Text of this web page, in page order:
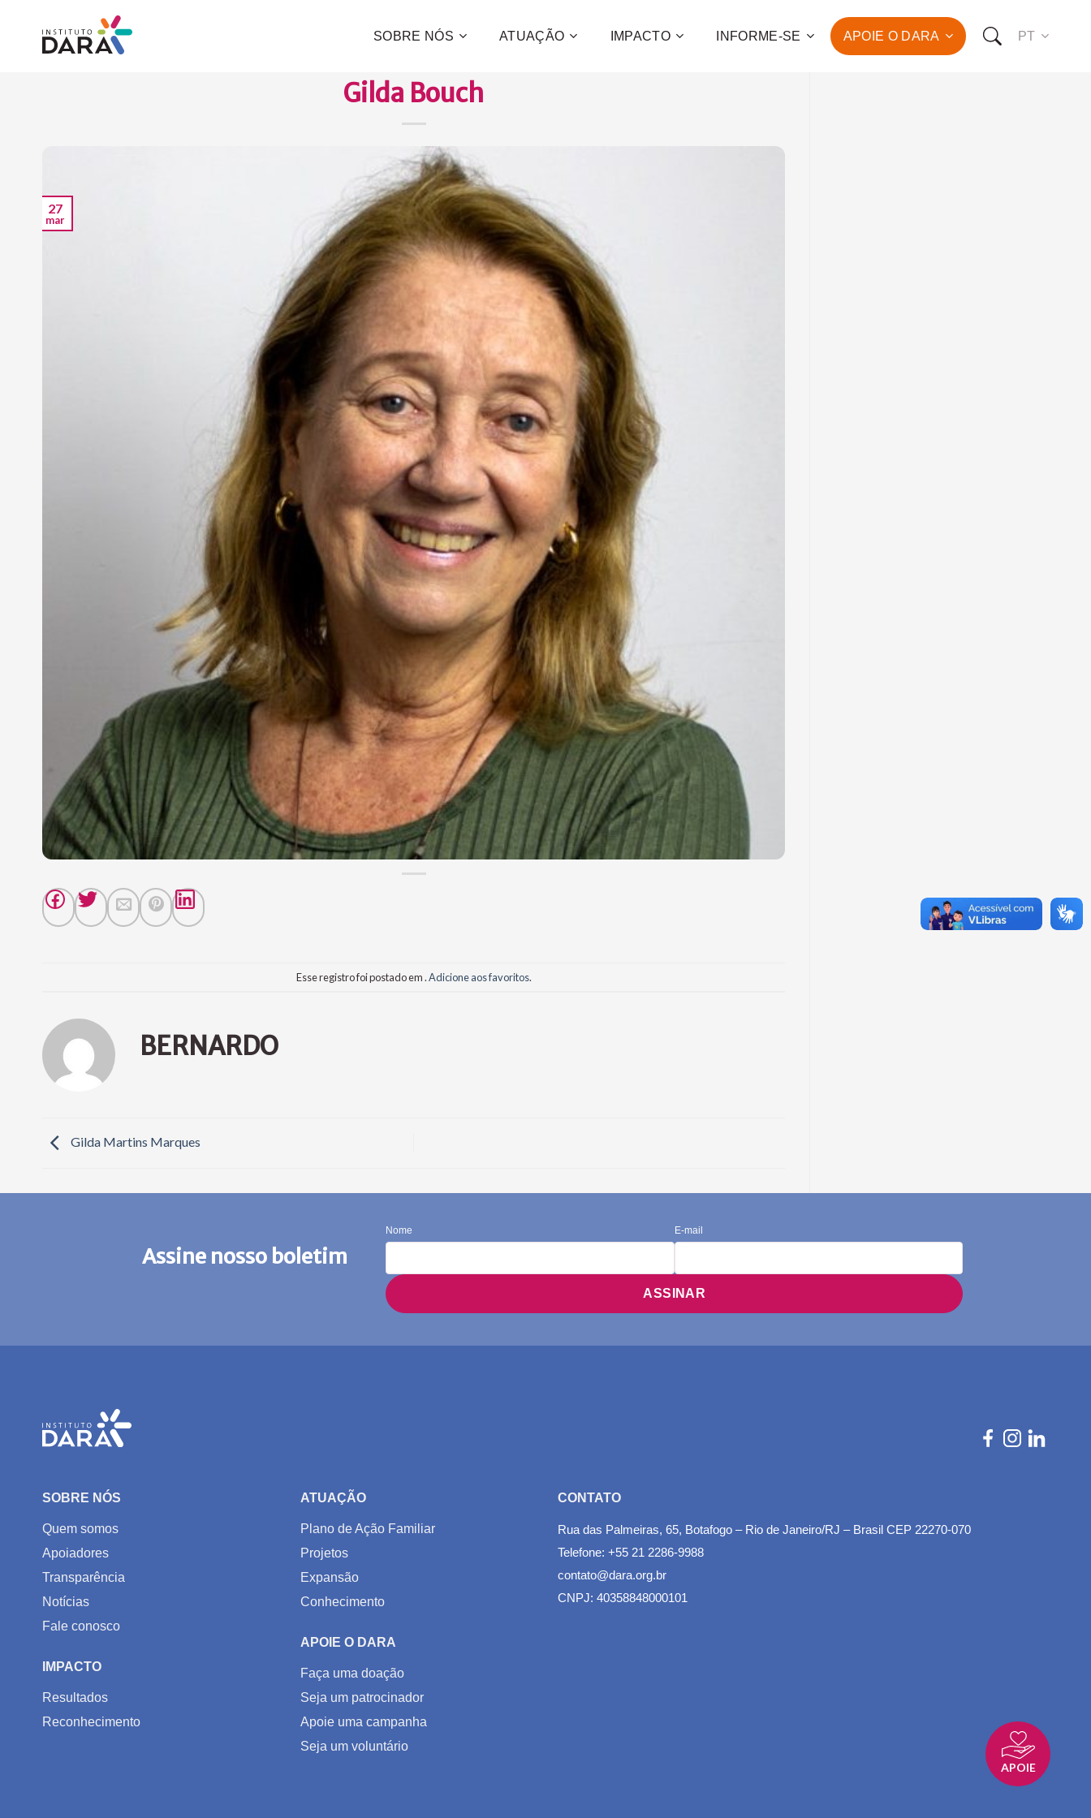
SOBRE NÓS ATUAÇÃO IMPACTO INFORME-SE APOIE O DARA
desenvolvimento humano de
PT
Gilda Bouch
27
mar
Esse registro foi postado em .Adicione aos favoritos.
BERNARDO
Gilda Martins Marques
APOIE
Assine nosso boletim
Nome E-mail
SOBRE NÓS
Quem somos
Apoiadores
Transparência
Notícias
Fale conosco
IMPACTO
Resultados
Reconhecimento
ATUAÇÃO
Plano de Ação Familiar
Projetos
Expansão
Conhecimento
APOIE O DARA
Faça uma doação
Seja um patrocinador
Apoie uma campanha
Seja um voluntário
CONTATO
Rua das Palmeiras, 65, Botafogo – Rio de Janeiro/RJ – Brasil CEP 22270-070
Telefone: +55 21 2286-9988
contato@dara.org.br
CNPJ: 40358848000101